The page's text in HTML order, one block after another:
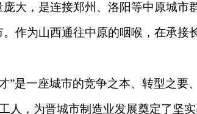
大，是连接郑州、洛阳等中原城
作为山西通往中原的咽喉，在承
一座城市的竞争之本、转型之要
人，为晋城市制造业发展奠定了坚